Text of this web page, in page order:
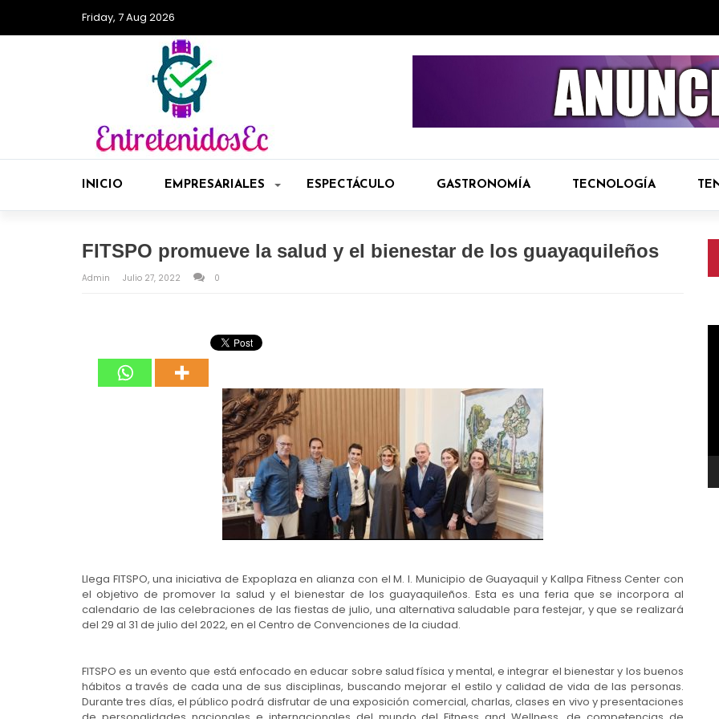
Friday, 7 Aug 2026
INICIO EMPRESARIALES ESPECTÁCULO GASTRONOMÍA TECNOLOGÍA
FITSPO promueve la salud y el bienestar de los guayaquileños
Admin Julio 27, 2022 0
Llega FITSPO, una iniciativa de Expoplaza en alianza con el M. I. Municipio de Guayaquil y Kallpa Fitness Center con
el objetivo de promover la salud y el bienestar de los guayaquileños. Esta es una feria que se incorpora al
calendario de las celebraciones de las fiestas de julio, una alternativa saludable para festejar, y que se realizará
del 29 al 31 de julio del 2022, en el Centro de Convenciones de la ciudad.
FITSPO es un evento que está enfocado en educar sobre salud física y mental, e integrar el bienestar y los buenos
hábitos a través de cada una de sus disciplinas, buscando mejorar el estilo y calidad de vida de las personas.
Durante tres días, el público podrá disfrutar de una exposición comercial, charlas, clases en vivo y presentaciones